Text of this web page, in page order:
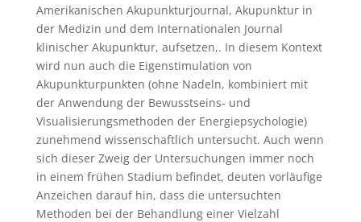
Amerikanischen Akupunkturjournal, Akupunktur in
der Medizin und dem Internationalen Journal
klinischer Akupunktur, aufsetzen,. In diesem Kontext
wird nun auch die Eigenstimulation von
Akupunkturpunkten (ohne Nadeln, kombiniert mit
der Anwendung der Bewusstseins- und
Visualisierungsmethoden der Energiepsychologie)
zunehmend wissenschaftlich untersucht. Auch wenn
sich dieser Zweig der Untersuchungen immer noch
in einem frühen Stadium befindet, deuten vorläufige
Anzeichen darauf hin, dass die untersuchten
Methoden bei der Behandlung einer Vielzahl